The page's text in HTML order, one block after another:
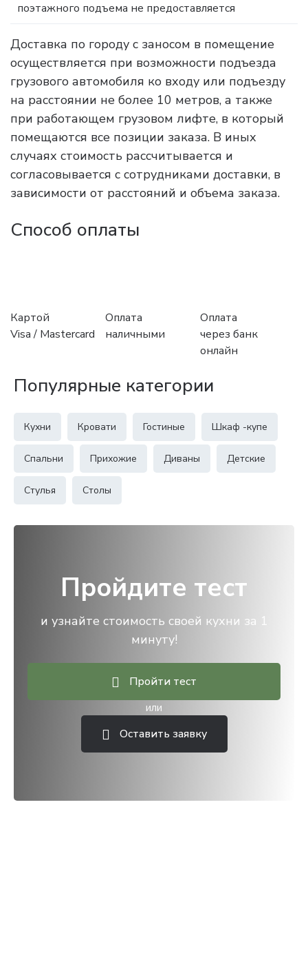
поэтажного подъема не предоставляется
Доставка по городу с заносом в помещение
осуществляется при возможности подъезда
грузового автомобиля ко входу или подъезду
на расстоянии не более 10 метров, а также
при работающем грузовом лифте, в который
помещаются все позиции заказа. В иных
случаях стоимость рассчитывается и
согласовывается с сотрудниками доставки, в
зависимости от расстояний и объема заказа.
Способ оплаты
Картой
Visa / Mastercard
Оплата
наличными
Оплата
через банк
онлайн
Популярные категории
Кухни Кровати Гостиные Шкаф -купе
Спальни Прихожие Диваны Детские
Стулья Столы
Пройдите тест
и узнайте стоимость своей кухни за 1
минуту!
Пройти тест
или
Оставить заявку